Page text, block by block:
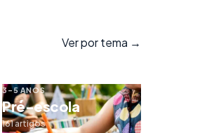
Ver por tema →
3–5 ANOS
Pré-escola
161 artigos